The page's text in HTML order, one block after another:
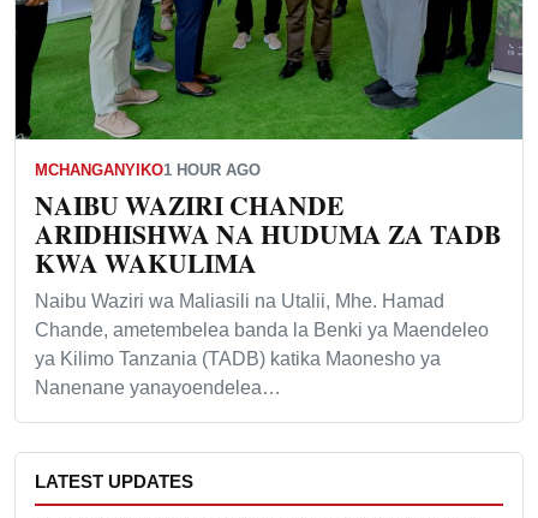
MCHANGANYIKO1 HOUR AGO
NAIBU WAZIRI CHANDE
ARIDHISHWA NA HUDUMA ZA TADB
KWA WAKULIMA
Naibu Waziri wa Maliasili na Utalii, Mhe. Hamad
Chande, ametembelea banda la Benki ya Maendeleo
ya Kilimo Tanzania (TADB) katika Maonesho ya
Nanenane yanayoendelea…
LATEST UPDATES